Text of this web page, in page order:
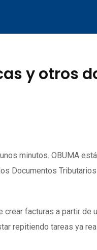
y otros
minutos. OBUMA
Documentos
facturas a partir de
repitiendo tareas ya